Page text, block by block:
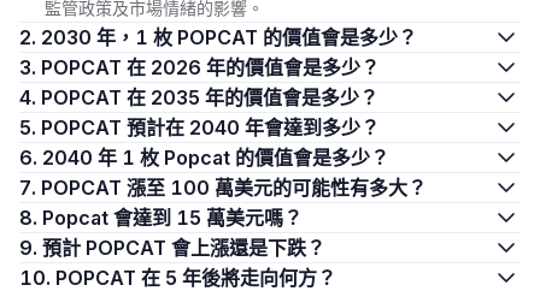
監管政策及市場情緒的影響。
2. 2030 年，1 枚 POPCAT 的價值會是多少？
3. POPCAT 在 2026 年的價值會是多少？
4. POPCAT 在 2035 年的價值會是多少？
5. POPCAT 預計在 2040 年會達到多少？
6. 2040 年 1 枚 Popcat 的價值會是多少？
7. POPCAT 漲至 100 萬美元的可能性有多大？
8. Popcat 會達到 15 萬美元嗎？
9. 預計 POPCAT 會上漲還是下跌？
10. POPCAT 在 5 年後將走向何方？